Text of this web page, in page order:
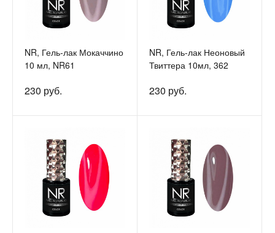
NR, Гель-лак Мокаччино
10 мл, NR61
230 руб.
NR, Гель-лак Неоновый
Твиттера 10мл, 362
230 руб.